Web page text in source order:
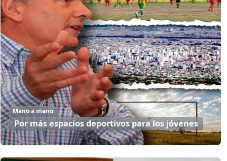
Mano a mano
Por más espacios deportivos para los jóvenes